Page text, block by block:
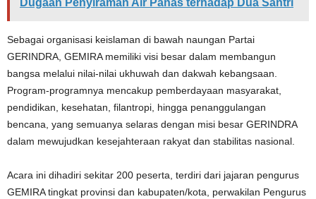
Dugaan Penyiraman Air Panas terhadap Dua Santri
Sebagai organisasi keislaman di bawah naungan Partai
GERINDRA, GEMIRA memiliki visi besar dalam membangun
bangsa melalui nilai-nilai ukhuwah dan dakwah kebangsaan.
Program-programnya mencakup pemberdayaan masyarakat,
pendidikan, kesehatan, filantropi, hingga penanggulangan
bencana, yang semuanya selaras dengan misi besar GERINDRA
dalam mewujudkan kesejahteraan rakyat dan stabilitas nasional.
Acara ini dihadiri sekitar 200 peserta, terdiri dari jajaran pengurus
GEMIRA tingkat provinsi dan kabupaten/kota, perwakilan Pengurus